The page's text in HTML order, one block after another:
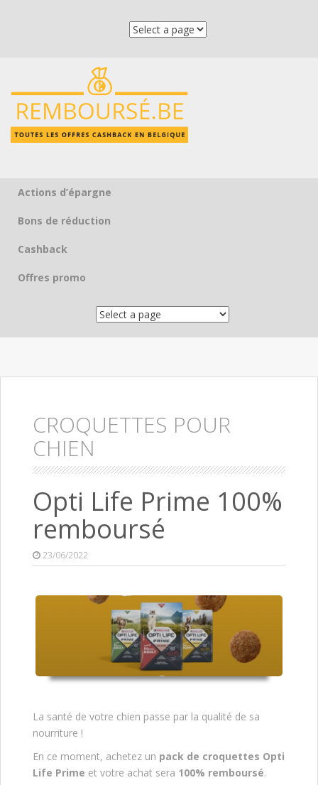
Skip to content
Actions d’épargne
Bons de réduction
Cashback
Offres promo
CROQUETTES POUR
CHIEN
Opti Life Prime 100%
remboursé
23/06/2022
La santé de votre chien passe par la qualité de sa
nourriture !
En ce moment, achetez un pack de croquettes Opti
Life Prime et votre achat sera 100% remboursé.